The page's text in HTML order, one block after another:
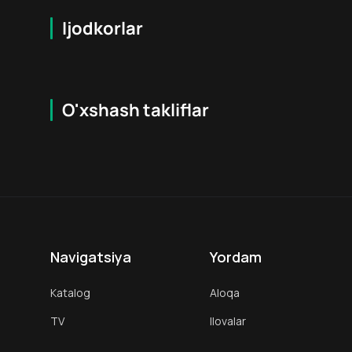
Ijodkorlar
O'xshash takliflar
Navigatsiya
Katalog
TV
Yordam
Aloqa
Ilovalar